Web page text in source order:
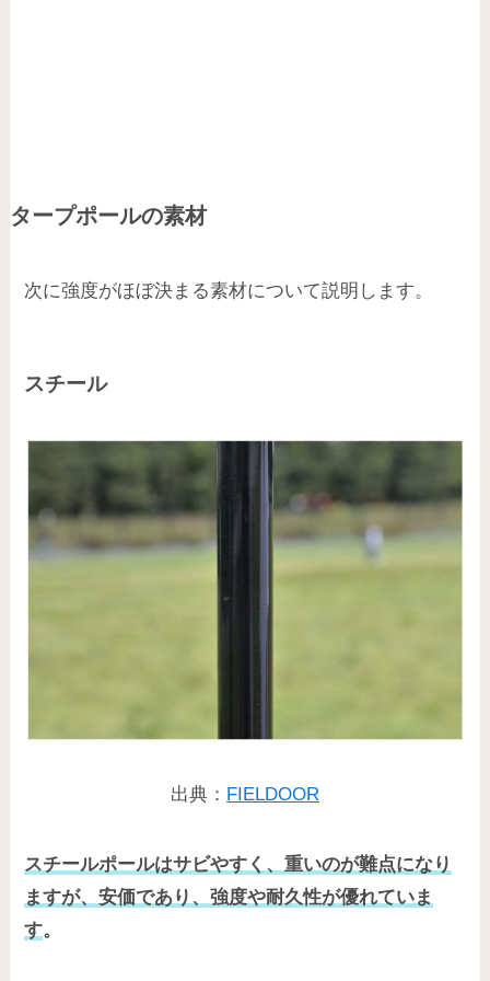
タープポールの素材
次に強度がほぼ決まる素材について説明します。
スチール
出典： FIELDOOR
スチールポールはサビやすく、重いのが難点になり
ますが、安価であり、強度や耐久性が優れていま
す。